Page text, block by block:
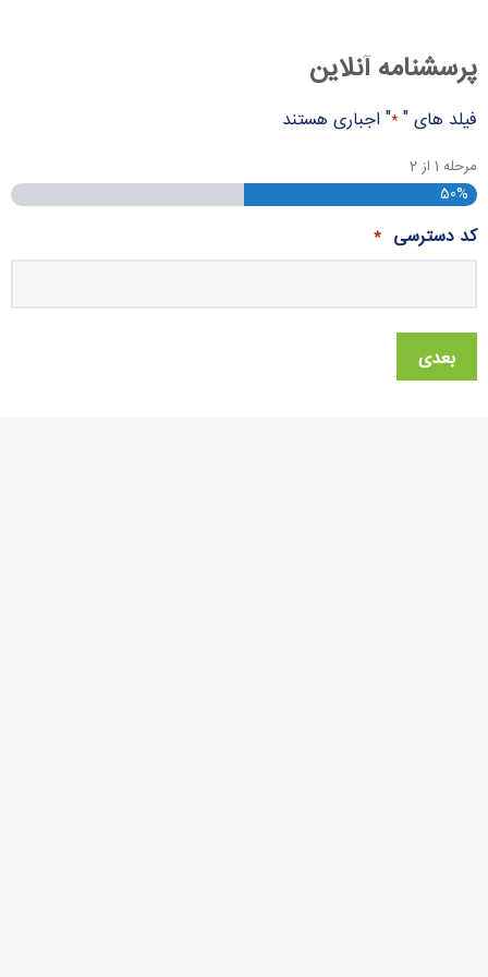
پرسشنامه آنلاین
فیلد های "*" اجباری هستند
مرحله 1 از2
50%
کد دسترسی *